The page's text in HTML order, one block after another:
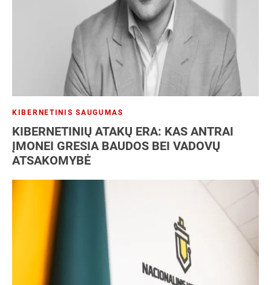
KIBERNETINIS SAUGUMAS
KIBERNETINIŲ ATAKŲ ERA: KAS ANTRAI
ĮMONEI GRESIA BAUDOS BEI VADOVŲ
ATSAKOMYBĖ